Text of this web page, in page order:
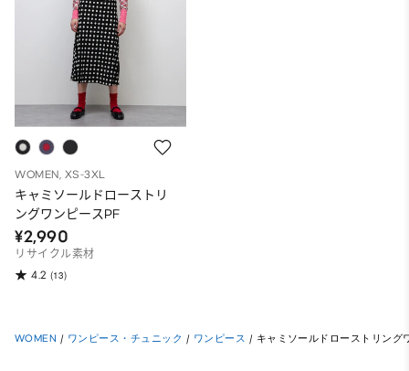
WOMEN, XS-3XL
キャミソールドローストリ
ングワンピースPF
¥2,990
リサイクル素材
4.2 (13)
WOMEN / ワンピース・チュニック / ワンピース / キャミソールドローストリング